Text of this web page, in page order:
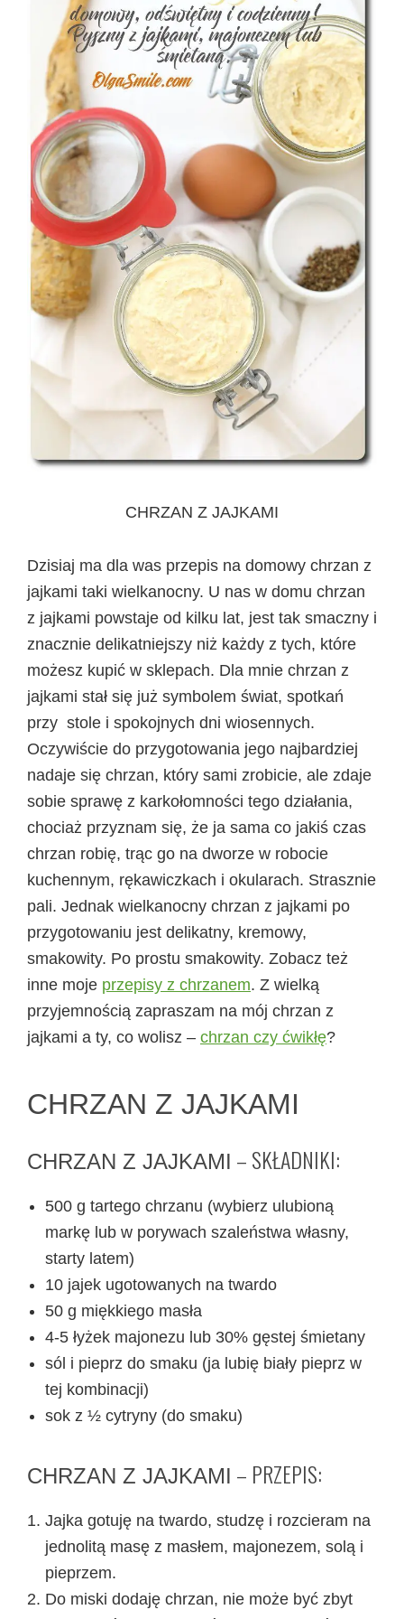
CHRZAN Z JAJKAMI
Dzisiaj ma dla was przepis na domowy chrzan z
jajkami taki wielkanocny. U nas w domu chrzan
z jajkami powstaje od kilku lat, jest tak smaczny i
znacznie delikatniejszy niż każdy z tych, które
możesz kupić w sklepach. Dla mnie chrzan z
jajkami stał się już symbolem świat, spotkań
przy stole i spokojnych dni wiosennych.
Oczywiście do przygotowania jego najbardziej
nadaje się chrzan, który sami zrobicie, ale zdaje
sobie sprawę z karkołomności tego działania,
chociaż przyznam się, że ja sama co jakiś czas
chrzan robię, trąc go na dworze w robocie
kuchennym, rękawiczkach i okularach. Strasznie
pali. Jednak wielkanocny chrzan z jajkami po
przygotowaniu jest delikatny, kremowy,
smakowity. Po prostu smakowity. Zobacz też
inne moje przepisy z chrzanem. Z wielką
przyjemnością zapraszam na mój chrzan z
jajkami a ty, co wolisz – chrzan czy ćwikłę?
CHRZAN Z JAJKAMI
CHRZAN Z JAJKAMI – SKŁADNIKI:
500 g tartego chrzanu (wybierz ulubioną
markę lub w porywach szaleństwa własny,
starty latem)
10 jajek ugotowanych na twardo
50 g miękkiego masła
4-5 łyżek majonezu lub 30% gęstej śmietany
sól i pieprz do smaku (ja lubię biały pieprz w
tej kombinacji)
sok z ½ cytryny (do smaku)
CHRZAN Z JAJKAMI – PRZEPIS:
Jajka gotuję na twardo, studzę i rozcieram na
jednolitą masę z masłem, majonezem, solą i
pieprzem.
Do miski dodaję chrzan, nie może być zbyt